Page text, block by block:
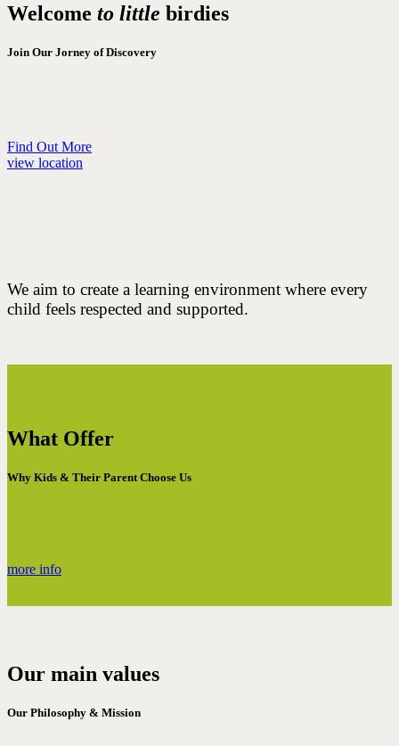
Welcome to little birdies
Join Our Jorney of Discovery
Find Out More
view location
We aim to create a learning environment where every
child feels respected and supported.
What Offer
Why Kids & Their Parent Choose Us
more info
Our main values
Our Philosophy & Mission